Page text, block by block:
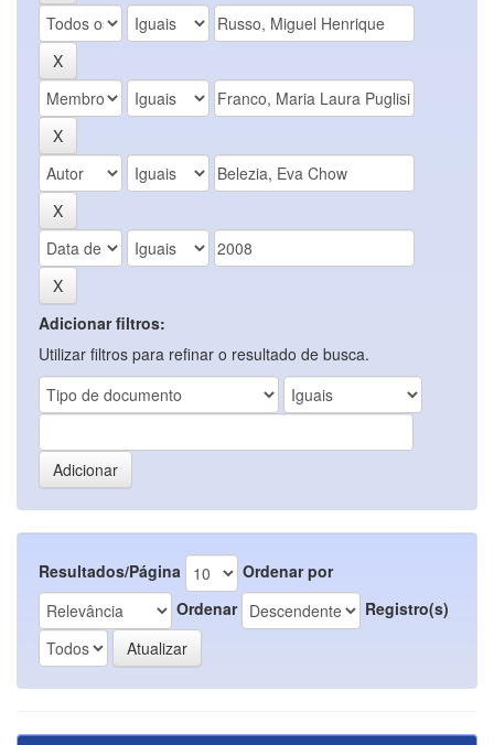
Adicionar filtros:
Utilizar filtros para refinar o resultado de busca.
Resultados/Página
Ordenar por
Ordenar
Registro(s)